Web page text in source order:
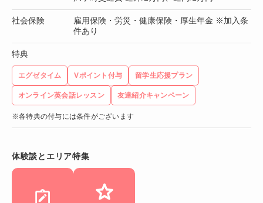
社会保険
雇用保険・労災・健康保険・厚生年金 ※加入条
件あり
特典
エグゼタイム Vポイント付与 留学生応援プラン
オンライン英会話レッスン 友達紹介キャンペーン
※各特典の付与には条件がございます
体験談とエリア特集